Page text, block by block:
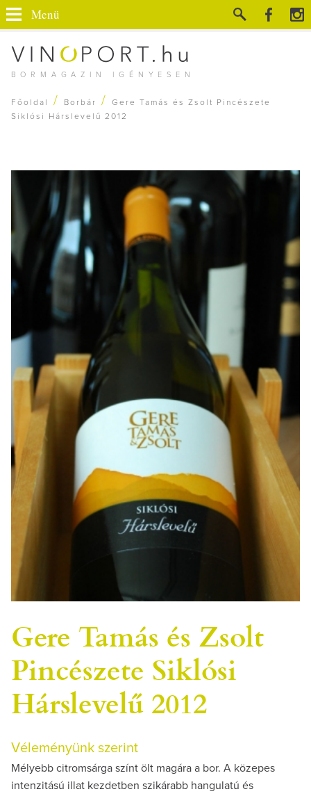
BORMAGAZIN IGÉNYESEN
Menü
Főoldal / Borbár /
Gere Tamás és Zsolt Pincészete
Siklósi Hárslevelű 2012
Gere Tamás és Zsolt
Pincészete Siklósi
Hárslevelű 2012
Véleményünk szerint
Mélyebb citromsárga színt ölt magára a bor. A közepes
intenzitású illat kezdetben szikárabb hangulatú és